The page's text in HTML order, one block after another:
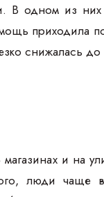
В одном из
приходила
снижалась
и на
люди чаще